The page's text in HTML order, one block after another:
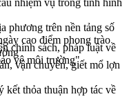
nhiệm vụ trong tình hình
phương trên nền tảng số
cao điểm phong trào
vận chuyển, giết mổ lợn
thỏa thuận hợp tác về
chính sách, pháp luật về
vệ môi trường"